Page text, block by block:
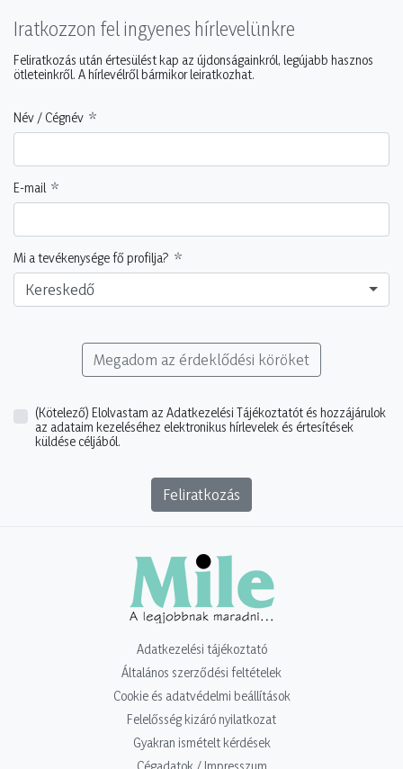
Iratkozzon fel ingyenes hírlevelünkre
Feliratkozás után értesülést kap az újdonságainkról, legújabb hasznos
ötleteinkről. A hírlevélről bármikor leiratkozhat.
Név / Cégnév
E-mail
Mi a tevékenysége fő profilja?
Kereskedő
Megadom az érdeklődési köröket
(Kötelező) Elolvastam az Adatkezelési Tájékoztatót és hozzájárulok
az adataim kezeléséhez elektronikus hírlevelek és értesítések
küldése céljából.
Feliratkozás
Adatkezelési tájékoztató
Általános szerződési feltételek
Cookie és adatvédelmi beállítások
Felelősség kizáró nyilatkozat
Gyakran ismételt kérdések
Cégadatok / Impresszum